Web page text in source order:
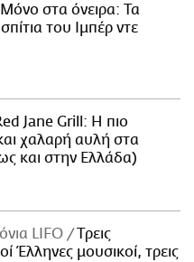
στα όνειρα: Τα
του Ιμπέρ ντε
Jane Grill: Η πιο
χαλαρή αυλή στα
και στην Ελλάδα)
LIFO
Tρεις
Έλληνες μουσικοί, τρεις